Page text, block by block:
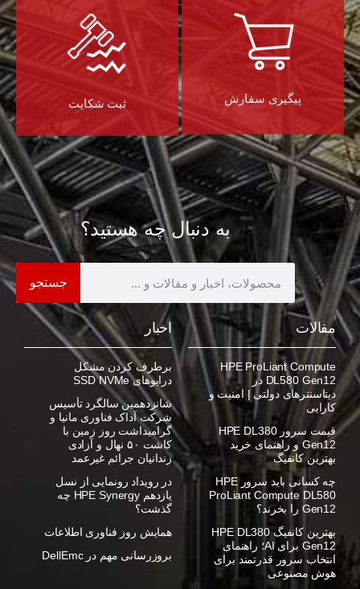
پیگیری سفارش ثبت شکایت
به دنبال چه هستید؟
جستجو
مقالات
HPE ProLiant Compute
DL580 Gen12 در
دیتاسنترهای دولتی | امنیت و
کارایی
قیمت سرور HPE DL380
Gen12 و راهنمای خرید
بهترین کانفیگ
چه کسانی باید سرور HPE
ProLiant Compute DL580
Gen12 را بخرند؟
بهترین کانفیگ HPE DL380
Gen12 برای AI؛ راهنمای
انتخاب سرور قدرتمند برای
هوش مصنوعی
اخبار
برطرف کردن مشکل
درایوهای SSD NVMe
شانزدهمین سالگرد تأسیس
شرکت آداک فناوری مانیا و
گرامیداشت روز زمین با
کاشت ۵۰ نهال و آزادی
زندانیان جرائم غیرعمد
در رویداد رونمایی از نسل
یازدهم HPE Synergy چه
گذشت؟
همایش روز فناوری اطلاعات
بروزرسانی مهم در DellEmc